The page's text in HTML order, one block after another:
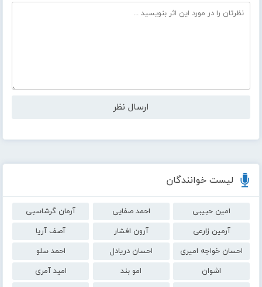
لیست خوانندگان
امین حبیبی احمد صفایی
آرمان گرشاسبی
آرمین زارعی
آرون افشار
آصف آریا
احسان خواجه امیری
احسان دریادل
احمد سلو
اشوان
امو بند
امید آمری